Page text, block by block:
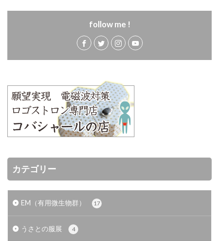
follow me !
カテゴリー
EM（有用微生物群） 17
うさとの服展 4